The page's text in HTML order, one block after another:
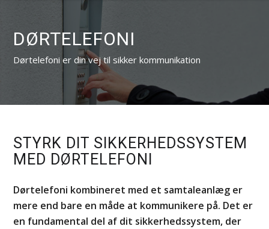
DØRTELEFONI
Dørtelefoni er din vej til sikker kommunikation
STYRK DIT SIKKERHEDSSYSTEM
MED DØRTELEFONI
Dørtelefoni kombineret med et samtaleanlæg er
mere end bare en måde at kommunikere på. Det er
en fundamental del af dit sikkerhedssystem, der